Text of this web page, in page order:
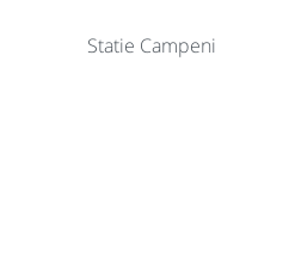
Statie Campeni